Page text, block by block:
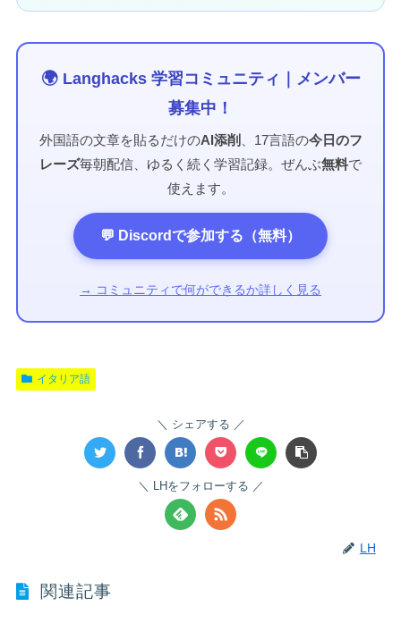
🌍 Langhacks 学習コミュニティ｜メンバー
募集中！
外国語の文章を貼るだけのAI添削 、17言語の今日のフ
レーズ毎朝配信、ゆるく続く学習記録。ぜんぶ無料で
使えます。
💬 Discordで参加する（無料）
→ コミュニティで何ができるか詳しく見る
イタリア語
シェアする
LHをフォローする
LH
関連記事